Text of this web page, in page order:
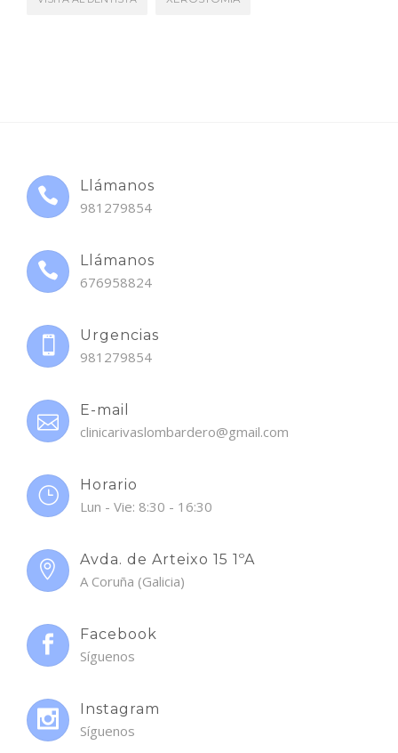
Llámanos
981279854
Llámanos
676958824
Urgencias
981279854
E-mail
clinicarivaslombardero@gmail.com
Horario
Lun - Vie: 8:30 - 16:30
Avda. de Arteixo 15 1ºA
A Coruña (Galicia)
Facebook
Síguenos
Instagram
Síguenos